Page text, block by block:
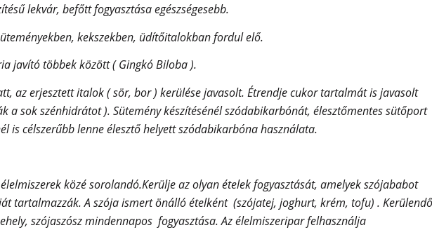
lekvár, befőtt fogyasztása egészségesebb.
kekszekben, üdítőitalokban fordul elő.
javító többek között ( Gingkó Biloba ).
az erjesztett italok ( sör, bor ) kerülése javasolt. Étrendje cukor tartalmát is javasolt
a sok szénhidrátot ). Sütemény készítésénél szódabikarbónát, élesztőmentes sütőport
is célszerűbb lenne élesztő helyett szódabikarbóna használata.
közé sorolandó.Kerülje az olyan ételek fogyasztását, amelyek szójababot
tartalmazzák. A szója ismert önálló ételként (szójatej, joghurt, krém, tofu) . Kerülendő
szójaszósz mindennapos fogyasztása. Az élelmiszeripar felhasználja